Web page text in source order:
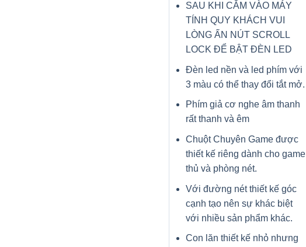
SAU KHI CẮM VÀO MÁY
TÍNH QUY KHÁCH VUI
LÒNG ẤN NÚT SCROLL
LOCK ĐỂ BẬT ĐÈN LED
Đèn led nền và led phím với
3 màu có thể thay đổi tắt mở.
Phím giả cơ nghe âm thanh
rất thanh và êm
Chuột Chuyên Game được
thiết kế riêng dành cho game
thủ và phòng nét.
Với đường nét thiết kế góc
cạnh tạo nên sự khác biệt
với nhiều sản phẩm khác.
Con lăn thiết kế nhỏ nhưng